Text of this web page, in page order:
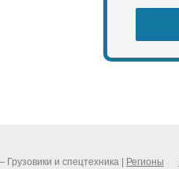
и спецтехника | Регионы